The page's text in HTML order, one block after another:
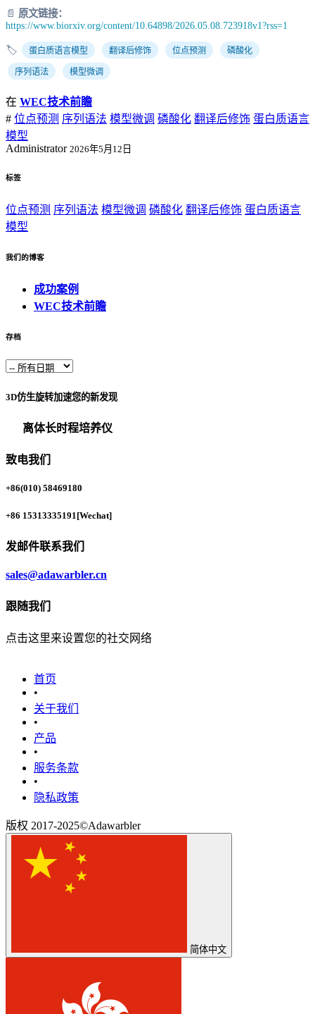
📄 原文链接：
https://www.biorxiv.org/content/10.64898/2026.05.08.723918v1?rss=1
🏷️ 蛋白质语言模型 翻译后修饰 位点预测 磷酸化
序列语法 模型微调
在 WEC技术前瞻
# 位点预测 序列语法 模型微调 磷酸化 翻译后修饰 蛋白质语言
模型
Administrator 2026年5月12日
标签
位点预测 序列语法 模型微调 磷酸化 翻译后修饰 蛋白质语言
模型
我们的博客
成功案例
WEC技术前瞻
存档
3D仿生旋转加速您的新发现
离体长时程培养仪
致电我们
+86(010) 58469180
+86 15313335191 [Wechat]
发邮件联系我们
sales@adawarbler.cn
跟随我们
点击这里来设置您的社交网络
首页
•
关于我们
•
产品
•
‎服务条款‎
•
隐私政策
版权 2017-2025©Adawarbler
简体中文